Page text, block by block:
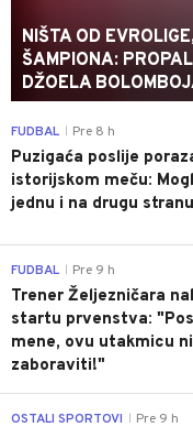
NIŠTA OD
ŠAMPIONA:
DŽOELA
FUDBAL Pre 8 h
Puzigaća poslije
istorijskom meču:
jednu i na drugu
FUDBAL Pre 9 h
Trener Željezničara
startu prvenstva:
mene, ovu utakmicu
zaboraviti!"
OSTALI SPORTOVI Pre 9 h